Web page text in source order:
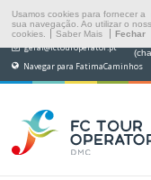
Usamos cookies para fornecer
sua navegação. Ao utilizar o
cookies.
Saber Mais Fechar
geral@fctouroperator.pt
Navegar para FatimaCaminhos